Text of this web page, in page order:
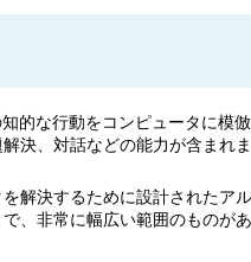
的な行動をコンピュータに模
決、対話などの能力が含まれま
解決するために設計されたア
、非常に幅広い範囲のものがあ